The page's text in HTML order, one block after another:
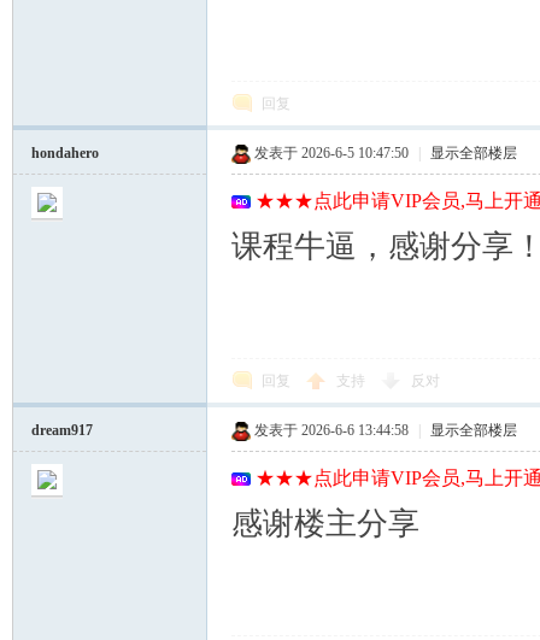
回复
hondahero 发表于 2026-6-5 10:47:50 显示全部楼层
★★★点此申请VIP会员,马上开
课程牛逼，感谢分享
回复 支持 反对
dream917 发表于 2026-6-6 13:44:58 显示全部楼层
★★★点此申请VIP会员,马上开
感谢楼主分享